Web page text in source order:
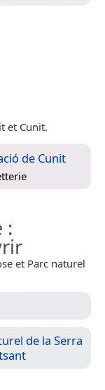
et Cunit.
de Cunit
:
et Parc naturel
de la Serra